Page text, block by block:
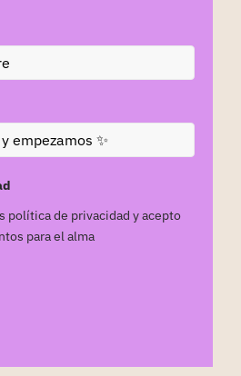
política de privacidad y acepto
para el alma